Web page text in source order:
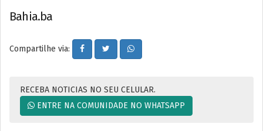
Bahia.ba
Compartilhe via:
RECEBA NOTICIAS NO SEU CELULAR.
ENTRE NA COMUNIDADE NO WHATSAPP